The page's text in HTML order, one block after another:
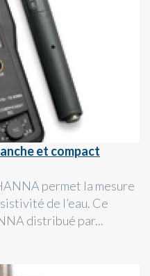
et compact
permet la mesure
de l’eau. Ce
distribué par...